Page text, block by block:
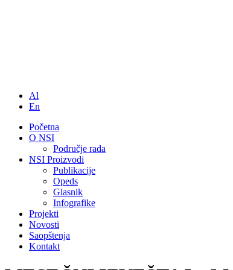
Al
En
Početna
O NSI
Područje rada
NSI Proizvodi
Publikacije
Opeds
Glasnik
Infografike
Projekti
Novosti
Saopštenja
Kontakt